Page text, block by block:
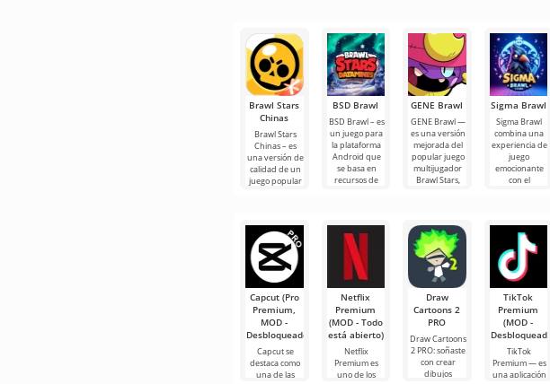
Brawl Stars
Chinas
Brawl Stars
Chinas – es
una versión de
calidad de un
juego popular
BSD Brawl
BSD Brawl – es
un juego para
la plataforma
Android que
se basa en
recursos de
GENE Brawl
GENE Brawl —
es una versión
mejorada del
popular juego
multijugador
Brawl Stars,
Sigma Brawl
Sigma Brawl
combina una
experiencia de
juego
emocionante
con el
Capcut (Pro
Premium,
MOD -
Desbloqueado)
Capcut se
destaca como
una de las
Netflix
Premium
(MOD - Todo
está abierto)
Netflix
Premium es
uno de los
Draw
Cartoons 2
PRO
Draw Cartoons
2 PRO: soñaste
con crear
dibujos
TikTok
Premium
(MOD -
Desbloqueado)
TikTok
Premium — es
una aplicación